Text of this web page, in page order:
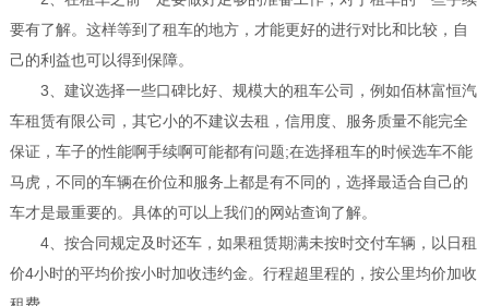
要有了解。这样等到了租车的地方，才能更好的进行对比和比较，自
己的利益也可以得到保障。
3、建议选择一些口碑比好、规模大的租车公司，例如佰林富恒汽
车租赁有限公司，其它小的不建议去租，信用度、服务质量不能完全
保证，车子的性能啊手续啊可能都有问题;在选择租车的时候选车不能
马虎，不同的车辆在价位和服务上都是有不同的，选择最适合自己的
车才是最重要的。具体的可以上我们的网站查询了解。
4、按合同规定及时还车，如果租赁期满未按时交付车辆，以日租
价4小时的平均价按小时加收违约金。行程超里程的，按公里均价加收